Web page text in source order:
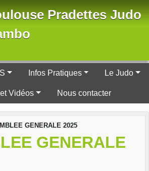
Pradettes Judo
Infos Pratiques Le Judo
Vidéos Nous contacter
GENERALE 2025
GENERALE
cookies